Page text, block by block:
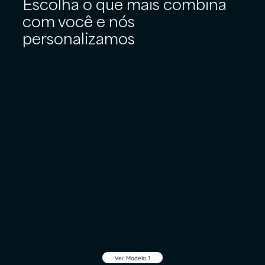
Escolha o que mais combina
com você e nós
personalizamos
Ver Modelo 1